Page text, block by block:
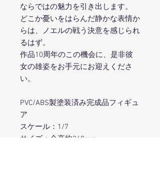
ならではの魅力を引き出します。
どこか憂いをはらんだ静かな表情か
らは、ノエルの戦う決意を感じられ
るはず。
作品10周年のこの機会に、是非彼
女の雄姿をお手元にお迎えくださ
い。
PVC/ABS製塗装済み完成品フィギュ
ア
スケール：1/7
サイズ：全高約240mm